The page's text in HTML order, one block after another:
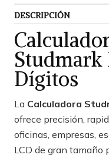
DESCRIPCIÓN
Studmark
Dígitos
La Calculadora
ofrece precisión,
oficinas, empresas,
LCD de gran tamaño